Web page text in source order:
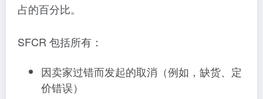
占的百分比。
SFCR 包括所有：
因卖家过错而发起的取消（例如，缺货、定
价错误）